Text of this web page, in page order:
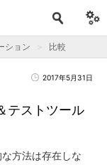
ション 比較
2017年5月31日
テストツール
方法は存在しな